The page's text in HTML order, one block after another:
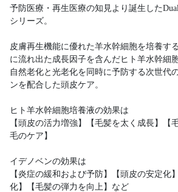
予防医療・再生医療の知見より誕生した
シリーズ。
皮膚再生機能に優れた羊水幹細胞を培養す
に流れ出た成長因子を含んだヒト羊水幹細
自然老化と光老化を同時に予防する次世代
ンを配合した頭皮ケア。
ヒト羊水幹細胞培養液の効果は
【頭皮の活力増強】【毛髪を太く成長】【
毛のケア】
イデノベンの効果は
【炎症の緩和および予防】【頭皮の安定化
化】【毛髪の弾力を向上】など